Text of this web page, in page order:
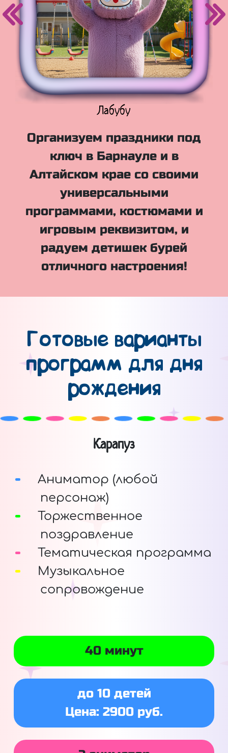
Лабубу
Организуем праздники под
ключ в Барнауле и в
Алтайском крае со своими
универсальными
программами, костюмами и
игровым реквизитом, и
радуем детишек бурей
отличного настроения!
Готовые варианты
программ для дня
рождения
Карапуз
Аниматор (любой
персонаж)
Торжественное
поздравление
Тематическая программа
Музыкальное
сопровождение
40 минут
до 10 детей
Цена: 2900 руб.